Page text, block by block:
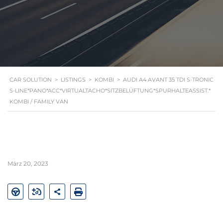
CAR SOLUTION > LISTINGS > KOMBI > AUDI A4 AVANT 35 TDI S-TRONIC
S-LINE*PANO*ACC*VIRTUALTACHO*SITZBELÜFTUNG*SPURHALTEASSIST.*
KOMBI / FAMILY VAN
März 20, 2023